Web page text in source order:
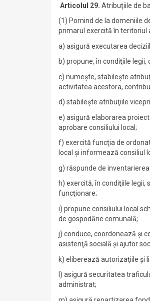
Articolul 29. Atribuţiile de
(1) Pornind de la domeniile
primarul exercită în
a) asigură executarea
b) propune, în condiţiile
c) numeşte, stabileşte
activitatea acestora,
d) stabileşte atribuţiile
e) asigură elaborarea
aprobare consiliului local;
f) exercită funcţia de
local şi informează consiliul
g) răspunde de
h) exercită, în condiţiile
funcţionare;
i) propune consiliului local
de gospodărie comunală;
j) conduce, coordonează şi
asistenţă socială şi ajutor
k) eliberează autorizaţiile şi
l) asigură securitatea
administrat;